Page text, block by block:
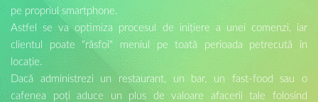
pe propriul smartphone.
Astfel se va optimiza procesul de inițiere a unei comenzi, iar
clientul poate "răsfoi" meniul pe toată perioada petrecută în
locație.
Dacă administrezi un restaurant, un bar, un fast-food sau o
cafenea poți aduce un plus de valoare afacerii tale folosind